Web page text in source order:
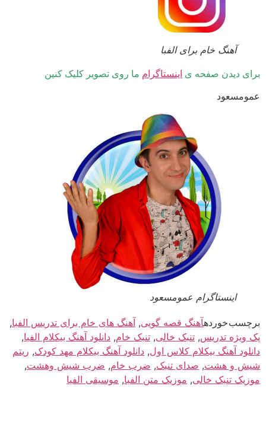
آهنگ خام برای الفبا
دیدن صفحه یاینستاگرامما روی تصویر کلیک کنین
اینستاگرام عمومسعود
خوردهآهنگ قصه گویی,آهنگ های خام برای تدریس الفبا
تدریس,تنبک خالی,تنبک خام ,دانلود آهنگ بیکلام الفبا
آهنگ بیکلام کلاس اول ,دانلود آهنگ بیکلام مهد کودک,ریتم
و هشت,صدای تنبک ,ضرب خام ,ضرب شیش وهشت,
تنبک خالی,موزیک متن الفبا ,موسیقی الفبا